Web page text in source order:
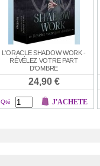
L'ORACLE SHADOW WORK -
RÉVÉLEZ VOTRE PART
D'OMBRE
24,90 €
Qté J'ACHETE